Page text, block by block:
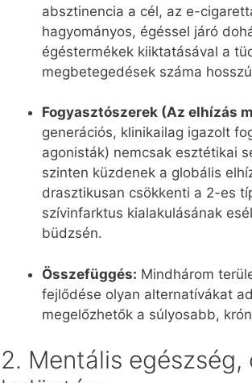
absztinencia a cél, az e-
hagyományos, égéssel járó
égéstermékek kiiktatásával a
megbetegedések száma
Fogyasztószerek (Az elhízás
generációs, klinikailag igazolt
agonisták) nemcsak esztétikai
szinten küzdenek a globális
drasztikusan csökkenti a 2-es
szívinfarktus kialakulásának
büdzsén.
Összefüggés: Mindhárom
fejlődése olyan alternatívákat
megelőzhetők a súlyosabb,
2. Mentális